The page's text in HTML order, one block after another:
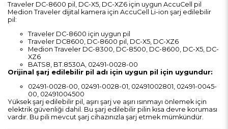
Traveler DC-8600 pil, DC-X5, DC-XZ6 için uygun AccuCell pil
Medion Traveler dijital kamera için AccuCell Li-ion şarj edilebilir
pil:
Traveler DC-8600 için uygun pil
Traveler DC8600, DC-8600 pil, DC-X5, DC-XZ6
Medion Traveler DC-8300, DC-8500, DC-8600, DC-X5, DC-
XZ6
BATS8, BT.8530A, 02491-0028-00
Orijinal şarj edilebilir pil adı için uygun pil için uygundur:
02491-0028-00, 02491-0028-01, 02491002801, 02491-0045-
00, 02491004500
Yüksek şarj edilebilir pil, aşırı şarj ve aşırı ısınmayı önlemek için
elektrik güvenliği dahil. Bu şarj edilebilir pilin kısa devre koruması
vardır. Bu pili mevcut şarj cihazınızla şarj etmek mümkündür.